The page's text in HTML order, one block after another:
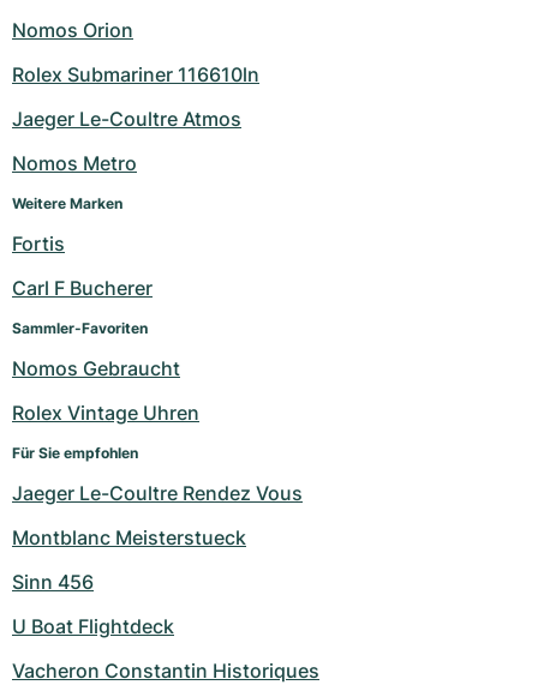
Nomos Orion
Rolex Submariner 116610ln
Jaeger Le-Coultre Atmos
Nomos Metro
Weitere Marken
Fortis
Carl F Bucherer
Sammler-Favoriten
Nomos Gebraucht
Rolex Vintage Uhren
Für Sie empfohlen
Jaeger Le-Coultre Rendez Vous
Montblanc Meisterstueck
Sinn 456
U Boat Flightdeck
Vacheron Constantin Historiques